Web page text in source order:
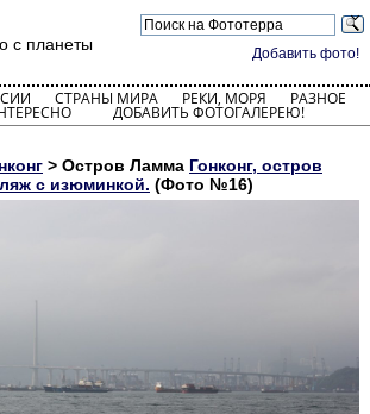
Добавить фото!
с планеты
СТРАНЫ МИРА РЕКИ, МОРЯ РАЗНОЕ
ДОБАВИТЬ ФОТОГАЛЕРЕЮ!
> Остров Ламма Гонконг, остров
с изюминкой. (Фото №16)